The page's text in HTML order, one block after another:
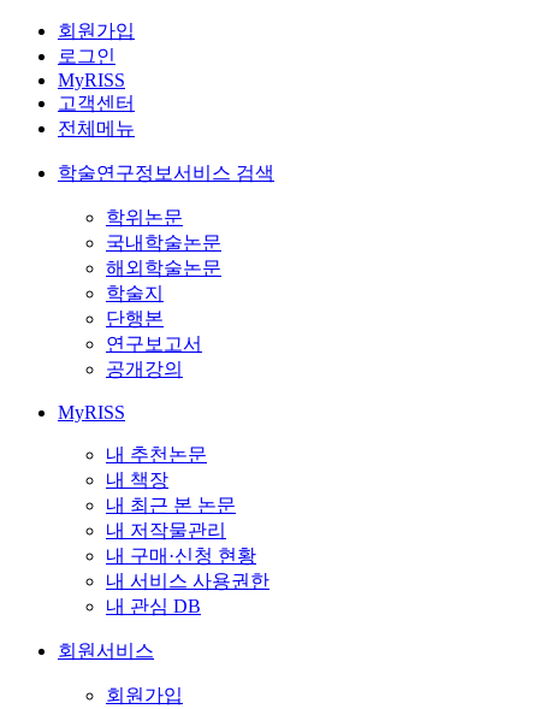
회원가입
로그인
MyRISS
고객센터
전체메뉴
학술연구정보서비스 검색
학위논문
국내학술논문
해외학술논문
학술지
단행본
연구보고서
공개강의
MyRISS
내 추천논문
내 책장
내 최근 본 논문
내 저작물관리
내 구매·신청 현황
내 서비스 사용권한
내 관심 DB
회원서비스
회원가입